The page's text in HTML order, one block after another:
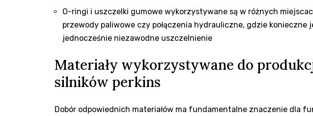
O-ringi i uszczelki gumowe wykorzystywane są w różnych
przewody paliwowe czy połączenia hydrauliczne, gdzie konieczne
jednocześnie niezawodne uszczelnienie
Materiały wykorzystywane do
silników perkins
Dobór odpowiednich materiałów ma fundamentalne znaczenie dla